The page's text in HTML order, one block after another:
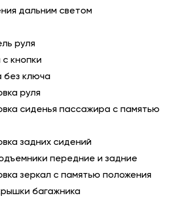
дальним светом
руля
с кнопки
без ключа
руля
сиденья пассажира с памятью
задних сидений
передние и задние
зеркал с памятью положения
багажника